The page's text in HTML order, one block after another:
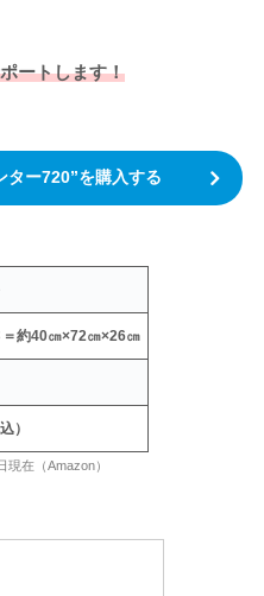
ートします！
ー720”を購入する
約40㎝×72㎝×26㎝
）
現在（Amazon）